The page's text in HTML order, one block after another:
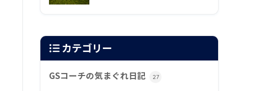
カテゴリー
GSコーチの気まぐれ日記 27